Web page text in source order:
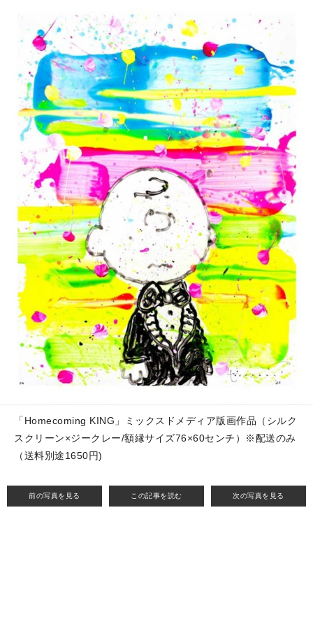
前の写真を見る この記事を読む 次の写真を見る
「Homecoming KING」ミックスドメディア版画作品（シルク
スクリーン×ジークレー/額縁サイズ76×60センチ）※配送のみ
（送料別途1650円)